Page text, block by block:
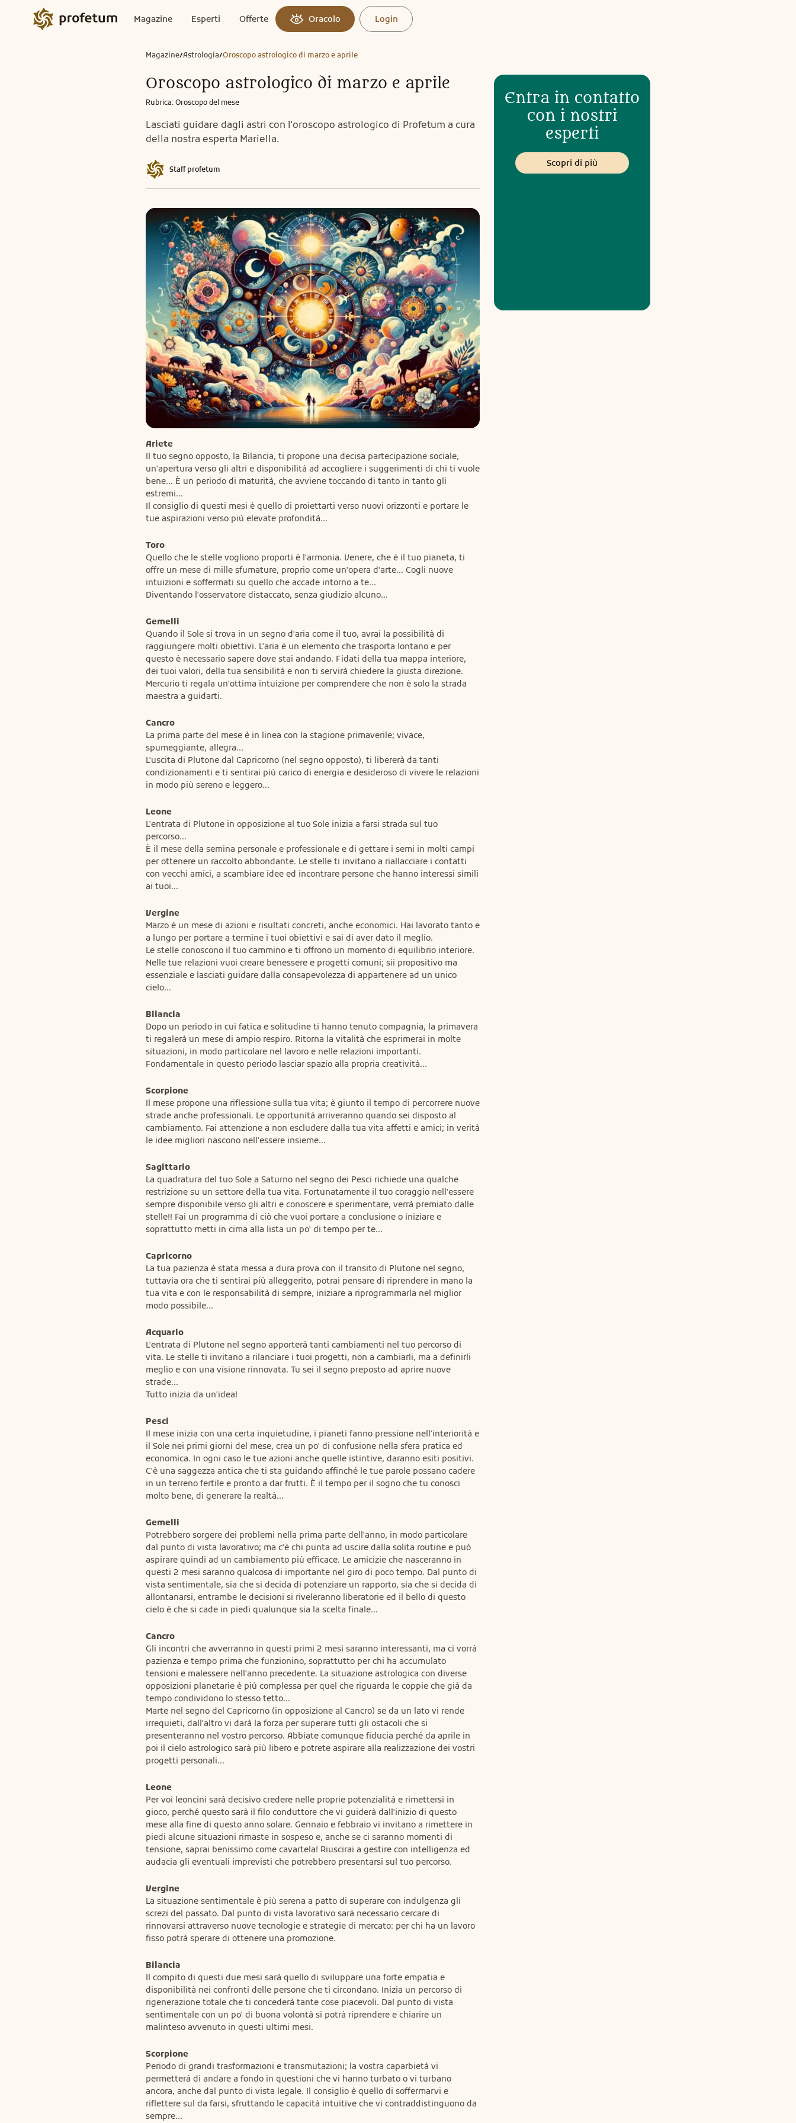
Magazine Esperti Offerte Oracolo Login
Magazine/Astrologia/Oroscopo astrologico di marzo e aprile
Oroscopo astrologico di marzo e aprile
Rubrica: Oroscopo del mese
Lasciati guidare dagli astri con l'oroscopo astrologico di Profetum a cura
della nostra esperta Mariella.
Staff profetum
Ariete
Il tuo segno opposto, la Bilancia, ti propone una decisa partecipazione sociale,
un'apertura verso gli altri e disponibilità ad accogliere i suggerimenti di chi ti vuole
bene... È un periodo di maturità, che avviene toccando di tanto in tanto gli
estremi...
Il consiglio di questi mesi è quello di proiettarti verso nuovi orizzonti e portare le
tue aspirazioni verso più elevate profondità...
Toro
Quello che le stelle vogliono proporti è l'armonia. Venere, che è il tuo pianeta, ti
offre un mese di mille sfumature, proprio come un'opera d'arte... Cogli nuove
intuizioni e soffermati su quello che accade intorno a te...
Diventando l'osservatore distaccato, senza giudizio alcuno...
Gemelli
Quando il Sole si trova in un segno d'aria come il tuo, avrai la possibilità di
raggiungere molti obiettivi. L'aria è un elemento che trasporta lontano e per
questo è necessario sapere dove stai andando. Fidati della tua mappa interiore,
dei tuoi valori, della tua sensibilità e non ti servirà chiedere la giusta direzione.
Mercurio ti regala un'ottima intuizione per comprendere che non è solo la strada
maestra a guidarti.
Cancro
La prima parte del mese è in linea con la stagione primaverile; vivace,
spumeggiante, allegra...
L'uscita di Plutone dal Capricorno (nel segno opposto), ti libererà da tanti
condizionamenti e ti sentirai più carico di energia e desideroso di vivere le relazioni
in modo più sereno e leggero...
Leone
L'entrata di Plutone in opposizione al tuo Sole inizia a farsi strada sul tuo
percorso...
È il mese della semina personale e professionale e di gettare i semi in molti campi
per ottenere un raccolto abbondante. Le stelle ti invitano a riallacciare i contatti
con vecchi amici, a scambiare idee ed incontrare persone che hanno interessi simili
ai tuoi...
Vergine
Marzo è un mese di azioni e risultati concreti, anche economici. Hai lavorato tanto e
a lungo per portare a termine i tuoi obiettivi e sai di aver dato il meglio.
Le stelle conoscono il tuo cammino e ti offrono un momento di equilibrio interiore.
Nelle tue relazioni vuoi creare benessere e progetti comuni; sii propositivo ma
essenziale e lasciati guidare dalla consapevolezza di appartenere ad un unico
cielo...
Bilancia
Dopo un periodo in cui fatica e solitudine ti hanno tenuto compagnia, la primavera
ti regalerà un mese di ampio respiro. Ritorna la vitalità che esprimerai in molte
situazioni, in modo particolare nel lavoro e nelle relazioni importanti.
Fondamentale in questo periodo lasciar spazio alla propria creatività...
Scorpione
Il mese propone una riflessione sulla tua vita; è giunto il tempo di percorrere nuove
strade anche professionali. Le opportunità arriveranno quando sei disposto al
cambiamento. Fai attenzione a non escludere dalla tua vita affetti e amici; in verità
le idee migliori nascono nell'essere insieme...
Sagittario
La quadratura del tuo Sole a Saturno nel segno dei Pesci richiede una qualche
restrizione su un settore della tua vita. Fortunatamente il tuo coraggio nell'essere
sempre disponibile verso gli altri e conoscere e sperimentare, verrà premiato dalle
stelle!! Fai un programma di ciò che vuoi portare a conclusione o iniziare e
soprattutto metti in cima alla lista un po' di tempo per te...
Capricorno
La tua pazienza è stata messa a dura prova con il transito di Plutone nel segno,
tuttavia ora che ti sentirai più alleggerito, potrai pensare di riprendere in mano la
tua vita e con le responsabilità di sempre, iniziare a riprogrammarla nel miglior
modo possibile...
Acquario
L'entrata di Plutone nel segno apporterà tanti cambiamenti nel tuo percorso di
vita. Le stelle ti invitano a rilanciare i tuoi progetti, non a cambiarli, ma a definirli
meglio e con una visione rinnovata. Tu sei il segno preposto ad aprire nuove
strade...
Tutto inizia da un'idea!
Pesci
Il mese inizia con una certa inquietudine, i pianeti fanno pressione nell'interiorità e
il Sole nei primi giorni del mese, crea un po' di confusione nella sfera pratica ed
economica. In ogni caso le tue azioni anche quelle istintive, daranno esiti positivi.
C'è una saggezza antica che ti sta guidando affinché le tue parole possano cadere
in un terreno fertile e pronto a dar frutti. È il tempo per il sogno che tu conosci
molto bene, di generare la realtà...
Gemelli
Potrebbero sorgere dei problemi nella prima parte dell'anno, in modo particolare
dal punto di vista lavorativo; ma c'è chi punta ad uscire dalla solita routine e può
aspirare quindi ad un cambiamento più efficace. Le amicizie che nasceranno in
questi 2 mesi saranno qualcosa di importante nel giro di poco tempo. Dal punto di
vista sentimentale, sia che si decida di potenziare un rapporto, sia che si decida di
allontanarsi, entrambe le decisioni si riveleranno liberatorie ed il bello di questo
cielo è che si cade in piedi qualunque sia la scelta finale...
Cancro
Gli incontri che avverranno in questi primi 2 mesi saranno interessanti, ma ci vorrà
pazienza e tempo prima che funzionino, soprattutto per chi ha accumulato
tensioni e malessere nell'anno precedente. La situazione astrologica con diverse
opposizioni planetarie è più complessa per quel che riguarda le coppie che già da
tempo condividono lo stesso tetto...
Marte nel segno del Capricorno (in opposizione al Cancro) se da un lato vi rende
irrequieti, dall'altro vi darà la forza per superare tutti gli ostacoli che si
presenteranno nel vostro percorso. Abbiate comunque fiducia perché da aprile in
poi il cielo astrologico sarà più libero e potrete aspirare alla realizzazione dei vostri
progetti personali...
Leone
Per voi leoncini sarà decisivo credere nelle proprie potenzialità e rimettersi in
gioco, perché questo sarà il filo conduttore che vi guiderà dall'inizio di questo
mese alla fine di questo anno solare. Gennaio e febbraio vi invitano a rimettere in
piedi alcune situazioni rimaste in sospeso e, anche se ci saranno momenti di
tensione, saprai benissimo come cavartela! Riuscirai a gestire con intelligenza ed
audacia gli eventuali imprevisti che potrebbero presentarsi sul tuo percorso.
Vergine
La situazione sentimentale è più serena a patto di superare con indulgenza gli
screzi del passato. Dal punto di vista lavorativo sarà necessario cercare di
rinnovarsi attraverso nuove tecnologie e strategie di mercato: per chi ha un lavoro
fisso potrà sperare di ottenere una promozione.
Bilancia
Il compito di questi due mesi sarà quello di sviluppare una forte empatia e
disponibilità nei confronti delle persone che ti circondano. Inizia un percorso di
rigenerazione totale che ti concederà tante cose piacevoli. Dal punto di vista
sentimentale con un po' di buona volontà si potrà riprendere e chiarire un
malinteso avvenuto in questi ultimi mesi.
Scorpione
Periodo di grandi trasformazioni e transmutazioni; la vostra caparbietà vi
permetterà di andare a fondo in questioni che vi hanno turbato o vi turbano
ancora, anche dal punto di vista legale. Il consiglio è quello di soffermarvi e
riflettere sul da farsi, sfruttando le capacità intuitive che vi contraddistinguono da
sempre...
Entra in contatto
con i nostri
esperti
Scopri di più